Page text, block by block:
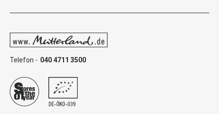
Telefon - 040 4711 3500